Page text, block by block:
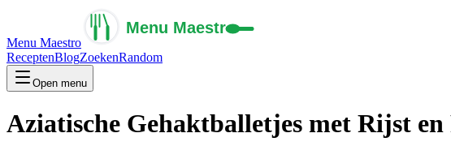
Menu Maestro
ReceptenBlogZoekenRandom
Open menu
Aziatische Gehaktballetjes met Rijst